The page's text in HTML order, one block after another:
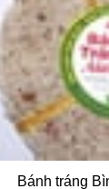
Bánh tráng